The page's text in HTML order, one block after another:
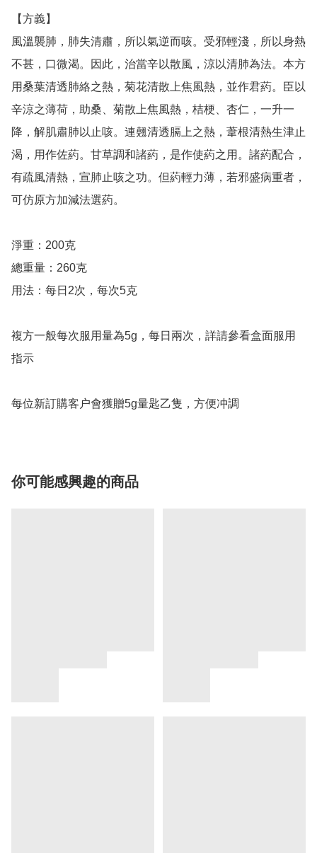
【方義】
風溫襲肺，肺失清肅，所以氣逆而咳。受邪輕淺，所以身熱
不甚，口微渴。因此，治當辛以散風，涼以清肺為法。本方
用桑葉清透肺絡之熱，菊花清散上焦風熱，並作君葯。臣以
辛涼之薄荷，助桑、菊散上焦風熱，桔梗、杏仁，一升一
降，解肌肅肺以止咳。連翹清透膈上之熱，葦根清熱生津止
渴，用作佐葯。甘草調和諸葯，是作使葯之用。諸葯配合，
有疏風清熱，宣肺止咳之功。但葯輕力薄，若邪盛病重者，
可仿原方加減法選葯。
淨重：200克
總重量：260克
用法：每日2次，每次5克
複方一般每次服用量為5g，每日兩次，詳請參看盒面服用
指示
每位新訂購客户會獲贈5g量匙乙隻，方便冲調
你可能感興趣的商品